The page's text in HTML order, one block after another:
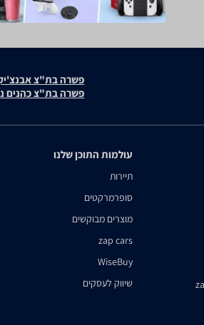
פשרה בת"צ אבנצ'יק נ'
פשרה בת"צ כהנים נ' זאפ
עולמות התוכן שלנו
תיירות
סופרמרקטים
מוצרים מבוקשים
zap cars
WiseBuy
שיווק לעסקים